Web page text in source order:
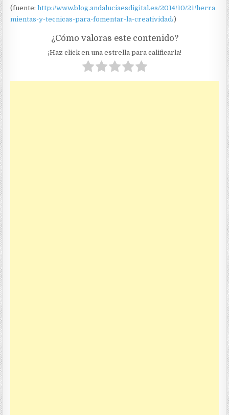
(fuente:http://www.blog.andaluciaesdigital.es/2014/10/21/herra
mientas-y-tecnicas-para-fomentar-la-creatividad/)
¿Cómo valoras este contenido?
¡Haz click en una estrella para calificarla!